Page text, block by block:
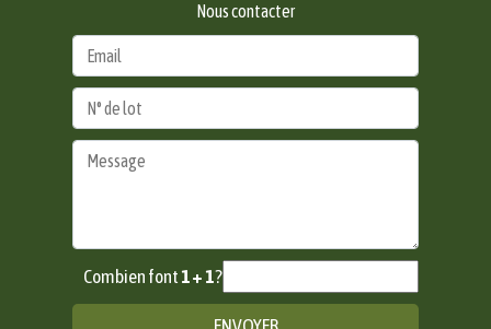
Nous contacter
Combien font 1 + 1?